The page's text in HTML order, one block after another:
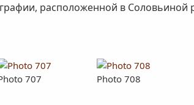
расположенной в Соловьиной
707 Photo 708